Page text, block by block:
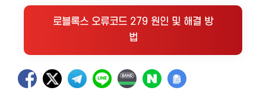
로블록스 오류코드 279 원인 및 해결 방
법